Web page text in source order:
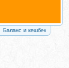
Баланс и кешбек